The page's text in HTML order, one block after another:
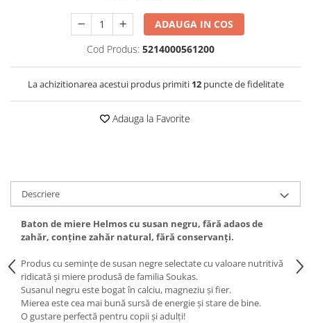
ADAUGA IN COS
Cod Produs: 5214000561200
La achizitionarea acestui produs primiti 12puncte de fidelitate
Adauga la Favorite
Descriere
Baton de miere Helmos cu susan negru, fără adaos de
zahăr, conține zahăr natural, fără conservanți.
Produs cu semințe de susan negre selectate cu valoare nutritivă
ridicată și miere produsă de familia Soukas.
Susanul negru este bogat în calciu, magneziu și fier.
Mierea este cea mai bună sursă de energie și stare de bine.
O gustare perfectă pentru copii și adulți!